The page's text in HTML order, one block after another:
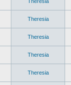
Theresia
Theresia
Theresia
Theresia